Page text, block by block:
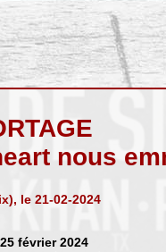
nous
le 21-02-2024
février 2024